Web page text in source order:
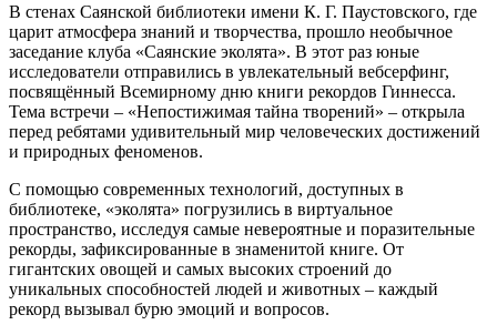
В стенах Саянской библиотеки имени К. Г. Паустовского, где
царит атмосфера знаний и творчества, прошло необычное
заседание клуба «Саянские эколята». В этот раз юные
исследователи отправились в увлекательный вебсерфинг,
посвящённый Всемирному дню книги рекордов Гиннесса.
Тема встречи – «Непостижимая тайна творений» – открыла
перед ребятами удивительный мир человеческих достижений
и природных феноменов.
С помощью современных технологий, доступных в
библиотеке, «эколята» погрузились в виртуальное
пространство, исследуя самые невероятные и поразительные
рекорды, зафиксированные в знаменитой книге. От
гигантских овощей и самых высоких строений до
уникальных способностей людей и животных – каждый
рекорд вызывал бурю эмоций и вопросов.